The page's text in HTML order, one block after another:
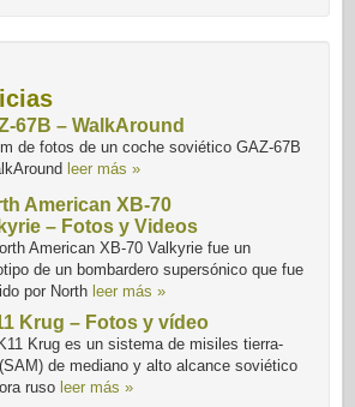
67B – WalkAround
de fotos de un coche soviético GAZ-67B
leer más »
American XB-70
– Fotos y Videos
American XB-70 Valkyrie fue un
de un bombardero supersónico que fue
por North leer más »
Krug – Fotos y vídeo
Krug es un sistema de misiles tierra-
de mediano y alto alcance soviético
ruso leer más »